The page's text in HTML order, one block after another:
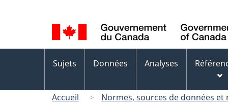
de
la
langue
des
Sujets Données Analyses
Accueil
Normes, sources de données et